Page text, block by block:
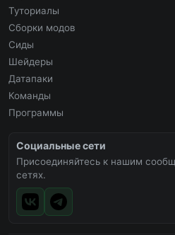
Туториалы
Сборки модов
Сиды
Шейдеры
Датапаки
Команды
Программы
Социальные сети
Присоединяйтесь к нашим
сетях.